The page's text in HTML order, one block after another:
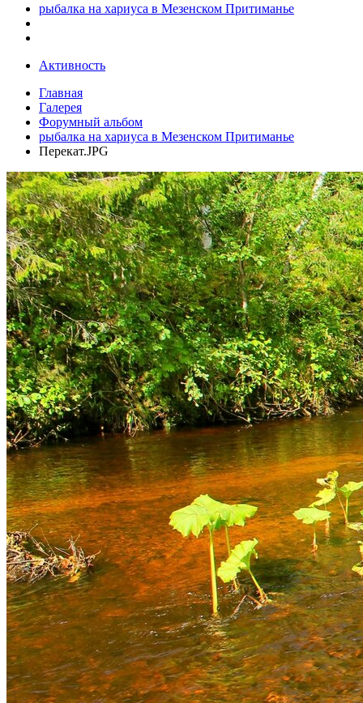
рыбалка на хариуса в Мезенском Притиманье
Активность
Главная
Галерея
Форумный альбом
рыбалка на хариуса в Мезенском Притиманье
Перекат.JPG